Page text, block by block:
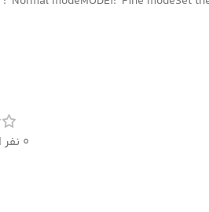
0 نفر امتیاز داده اند